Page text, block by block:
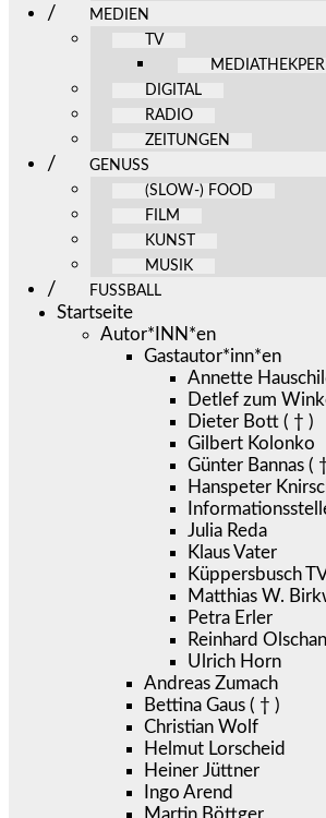
MEDIEN
TV
DIGITAL
RADIO
ZEITUNGEN
GENUSS
(SLOW-) FOOD
FILM
KUNST
MUSIK
FUSSBALL
Startseite
Autor*INN*en
Gastautor*inn*en
Annette
Detlef zum
Dieter Bott ( † )
Gilbert Kolonko
Günter Bannas (
Hanspeter
Julia Reda
Klaus Vater
Küppersbusch
Matthias W.
Petra Erler
Reinhard
Ulrich Horn
Andreas Zumach
Bettina Gaus ( † )
Christian Wolf
Helmut Lorscheid
Heiner Jüttner
Ingo Arend
Martin Böttger